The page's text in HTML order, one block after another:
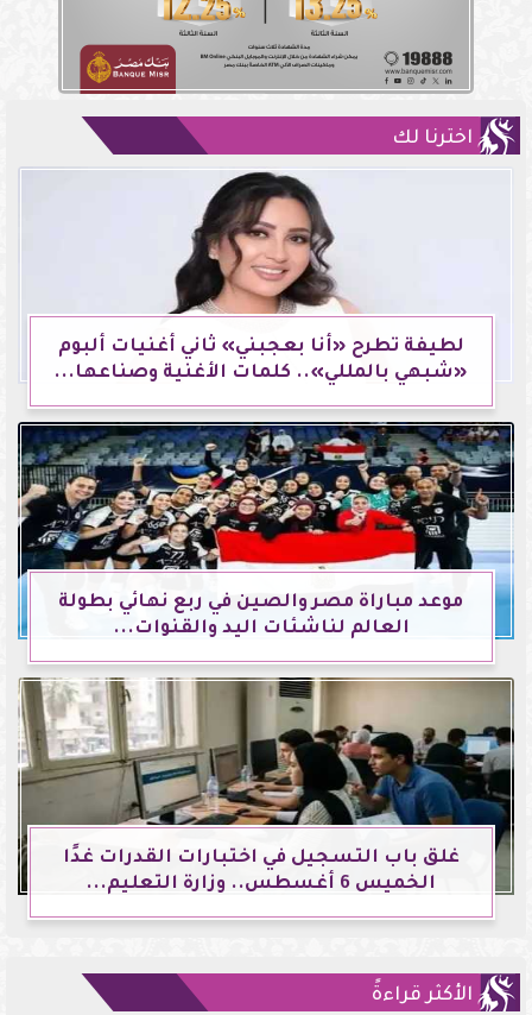
اخترنا لك
لطيفة تطرح «أنا بعجبني» ثاني أغنيات ألبوم
«شبهي بالمللي».. كلمات الأغنية وصناعها...
موعد مباراة مصر والصين في ربع نهائي بطولة
العالم لناشئات اليد والقنوات...
غلق باب التسجيل في اختبارات القدرات غدًا
الخميس 6 أغسطس.. وزارة التعليم...
الأكثر قراءةً